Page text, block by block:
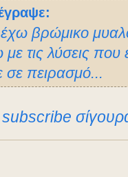
βρώμικο
τις λύσεις
σε πειρασμό...